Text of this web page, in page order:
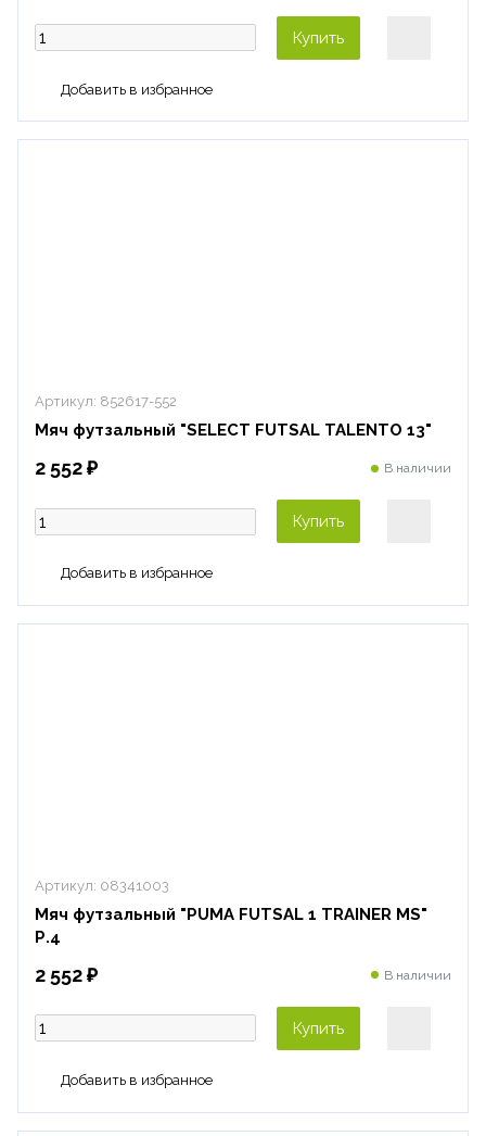
Купить
Артикул: 852617-552
Мяч футзальный "SELECT FUTSAL TALENTO 13"
2 552 ₽ В наличии
Купить
Артикул: 08341003
Мяч футзальный "PUMA FUTSAL 1 TRAINER MS"
Р.4
2 552 ₽ В наличии
Купить